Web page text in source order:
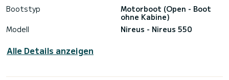
Bootstyp
Motorboot (Open - Boot
ohne Kabine)
Modell
Nireus - Nireus 550
Alle Details anzeigen